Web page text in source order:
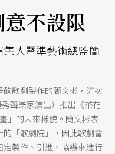
不設限
人暨準藝術總監簡
歌劇製作的簡文彬，這次
聲樂家演出）推出《茶花
」的未來樣貌。簡文彬表
「歌劇院」，因此歌劇會
製作、引進、協辦來進行